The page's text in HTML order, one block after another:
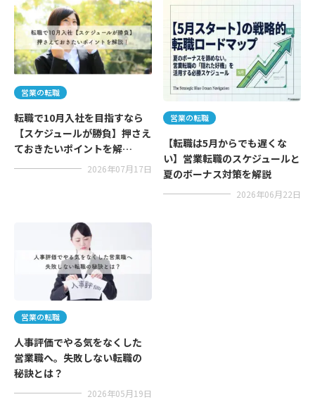
営業の転職
転職で10月入社を目指すなら
【スケジュールが勝負】押さえ
ておきたいポイントを解…
2026年07月17日
営業の転職
【転職は5月からでも遅くな
い】営業転職のスケジュールと
夏のボーナス対策を解説
2026年06月22日
営業の転職
人事評価でやる気をなくした
営業職へ。失敗しない転職の
秘訣とは？
2026年05月19日